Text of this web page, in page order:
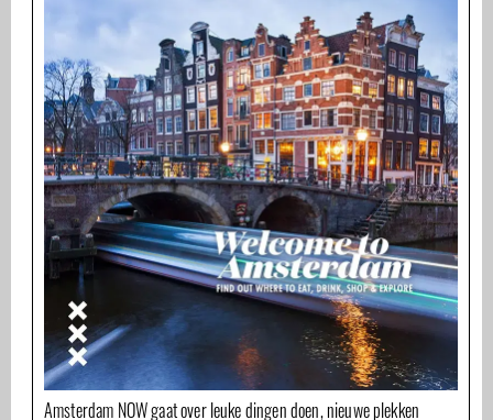
Amsterdam NOW gaat over leuke dingen doen, nieuwe plekken